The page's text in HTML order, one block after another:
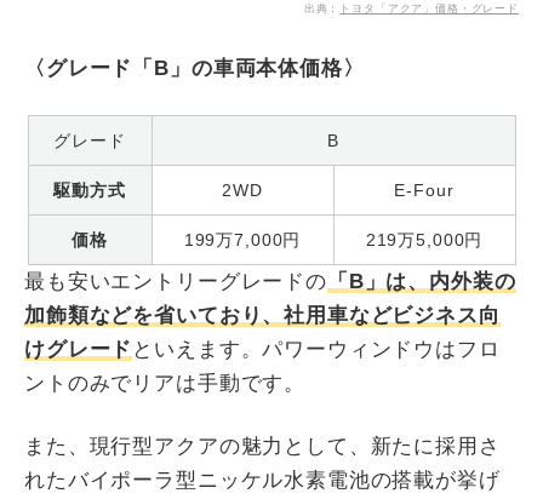
出典： トヨタ「アクア」価格・グレード
〈グレード「B」の車両本体価格〉
グレード B
駆動方式 2WD E-Four
価格 199万7,000円 219万5,000円
最も安いエントリーグレードの 「B」は、内外装の
加飾類などを省いており、社用車などビジネス向
けグレード といえます。パワーウィンドウはフロ
ントのみでリアは手動です。
また、現行型アクアの魅力として、新たに採用さ
れたバイポーラ型ニッケル水素電池の搭載が挙げ